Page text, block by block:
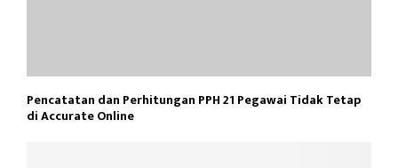
Pencatatan dan Perhitungan PPH 21 Pegawai Tidak Tetap
di Accurate Online